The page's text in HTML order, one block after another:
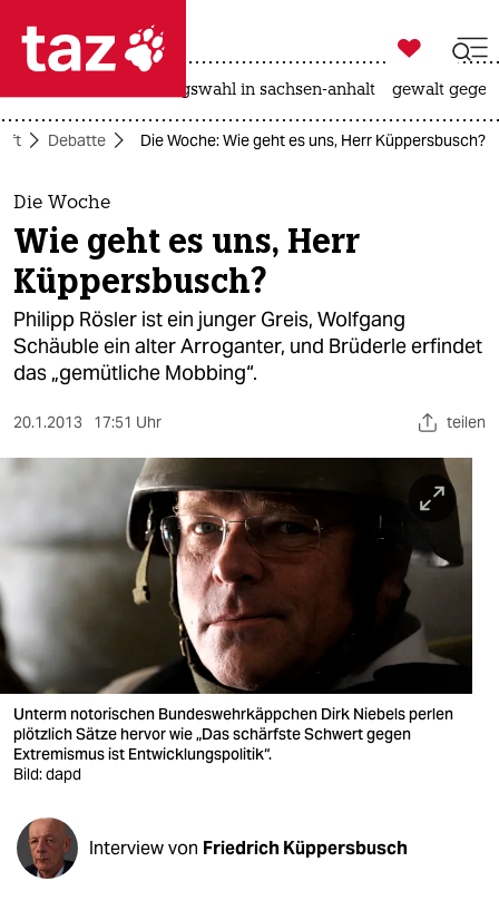
 taz zahl ich
taz zahl ich
themen
politik
öko
gesellschaft
sport
nord
wahrheit
verlag
verlag
veranstaltungen
shop
fragen & hilfe
unterstützen

taz zahl ich
landtagswahl in sachsen-anhalt gewalt
Debatte Die Woche: Wie geht es uns, Herr Küppersbusch?
Die Woche
Wie geht es uns, Herr
Küppersbusch?
Philipp Rösler ist ein junger Greis, Wolfgang
Schäuble ein alter Arroganter, und Brüderle erfindet
das „gemütliche Mobbing“.
20.1.2013 17:51 Uhr teilen
Unterm notorischen Bundeswehrkäppchen Dirk Niebels perlen
plötzlich Sätze hervor wie „Das schärfste Schwert gegen
Extremismus ist Entwicklungspolitik“.
Bild: dapd
Interview von Friedrich Küppersbusch